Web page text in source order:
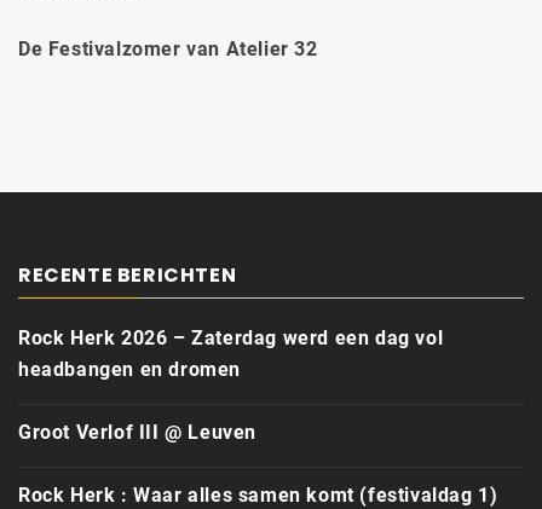
De Festivalzomer van Atelier 32
RECENTE BERICHTEN
Rock Herk 2026 – Zaterdag werd een dag vol
headbangen en dromen
Groot Verlof III @ Leuven
Rock Herk : Waar alles samen komt (festivaldag 1)